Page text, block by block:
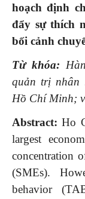
hoạch định
đẩy sự thích
bối cảnh
Từ khóa:
quản trị nhân
Hồ Chí Minh;
Abstract:Ho
largest
concentration
(SMEs).
behavior